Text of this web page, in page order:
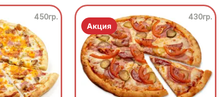
450гр. 430гр.